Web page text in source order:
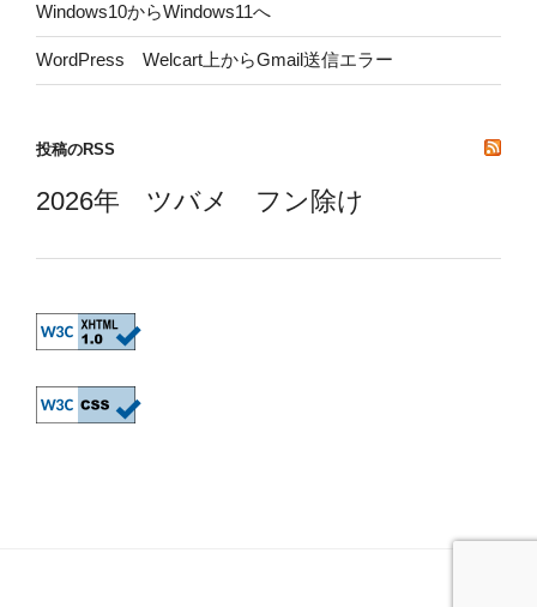
Windows10からWindows11へ
WordPress Welcart上からGmail送信エラー
投稿のRSS
2026年 ツバメ フン除け